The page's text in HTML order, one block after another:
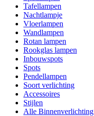
Tafellampen
Nachtlampje
Vloerlampen
Wandlampen
Rotan lampen
Rookglas lampen
Inbouwspots
Spots
Pendellampen
Soort verlichting
Accessoires
Stijlen
Alle Binnenverlichting